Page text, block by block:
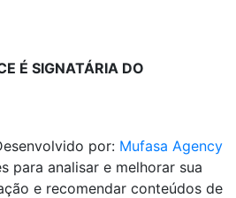
É SIGNATÁRIA DO
por: Mufasa Agency
para analisar e melhorar sua
e recomendar conteúdos de